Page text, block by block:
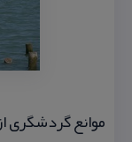
موانع گردشگری